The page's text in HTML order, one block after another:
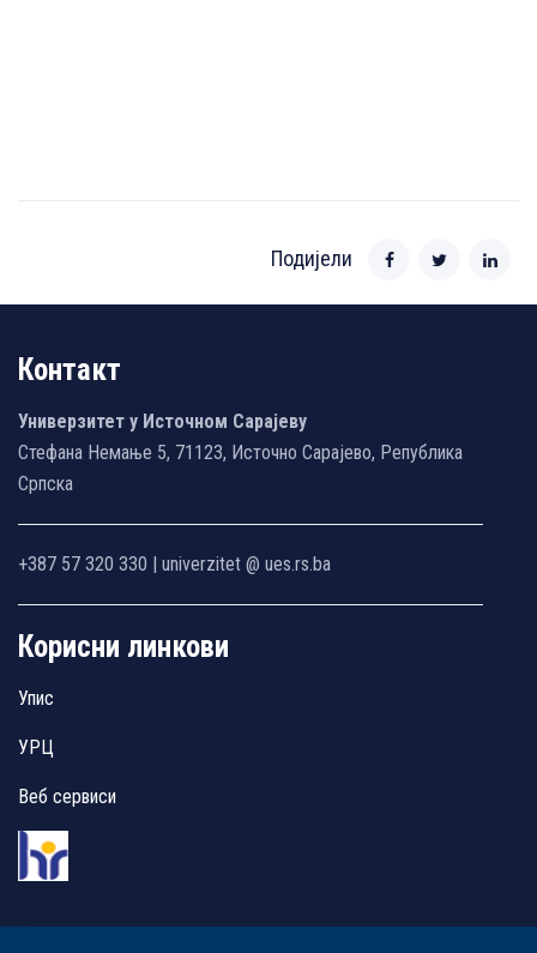
Подијели
Контакт
Универзитет у Источном Сарајеву
Стефана Немање 5, 71123, Источно Сарајево, Република
Српска
+387 57 320 330 | univerzitet @ ues.rs.ba
Корисни линкови
Упис
УРЦ
Веб сервиси